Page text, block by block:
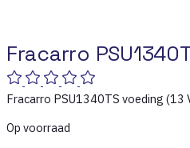
Fracarro
Fracarro PSU1340TS voeding (13
Op voorraad